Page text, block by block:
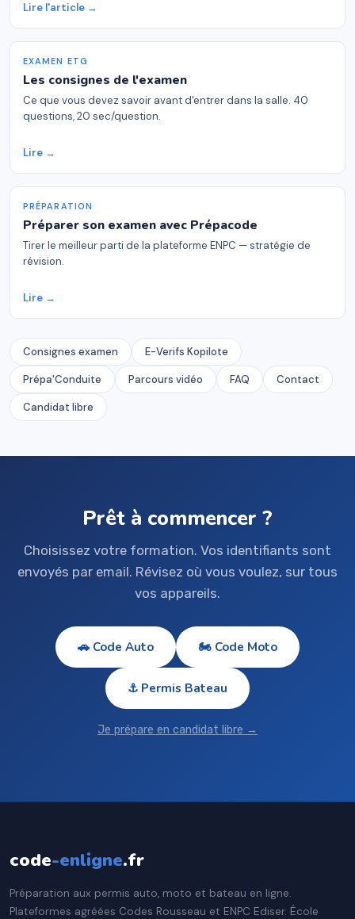
Lire l'article →
EXAMEN ETG
Les consignes de l'examen
Ce que vous devez savoir avant d'entrer dans la salle. 40
questions, 20 sec/question.
Lire →
PRÉPARATION
Préparer son examen avec Prépacode
Tirer le meilleur parti de la plateforme ENPC — stratégie de
révision.
Lire →
Consignes examen E-Verifs Kopilote
Prépa'Conduite Parcours vidéo FAQ Contact
Candidat libre
Prêt à commencer ?
Choisissez votre formation. Vos identifiants sont
envoyés par email. Révisez où vous voulez, sur tous
vos appareils.
🚗 Code Auto 🏍 Code Moto
⚓ Permis Bateau
Je prépare en candidat libre →
code-enligne.fr
Préparation aux permis auto, moto et bateau en ligne.
Plateformes agréées Codes Rousseau et ENPC Ediser. École